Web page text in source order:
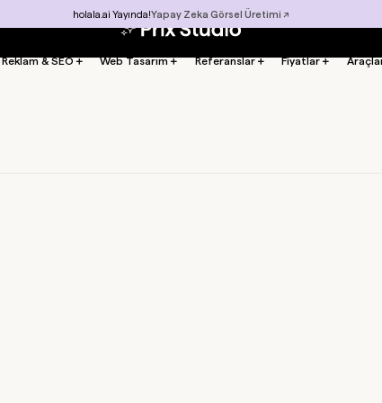
holala.ai Yayında!Yapay Zeka Görsel Üretimi ↗
Reklam & SEO＋ Web Tasarım＋ Referanslar＋ Fiyatlar＋